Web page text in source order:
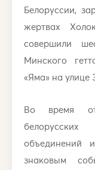
Белоруссии,
жертвах
совершили
Минского
«Яма» на улице
Во время
объединений
знаковым